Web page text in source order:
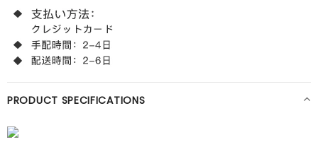
PRODUCT SPECIFICATIONS